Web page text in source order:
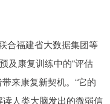
合福建省大数据集团等
及康复训练中的“评估
来康复新契机。“它的
人类大脑发出的微弱信